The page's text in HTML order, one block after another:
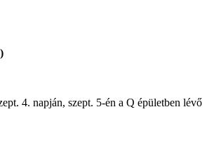
4. napján, szept. 5-én a Q épületben lévő